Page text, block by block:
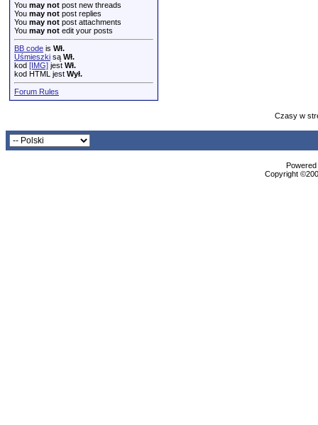
You may not post new threads
You may not post replies
You may not post attachments
You may not edit your posts
BB code is Wł.
Uśmieszki są Wł.
kod [IMG] jest Wł.
kod HTML jest Wył.
Forum Rules
Czasy w
Copyright